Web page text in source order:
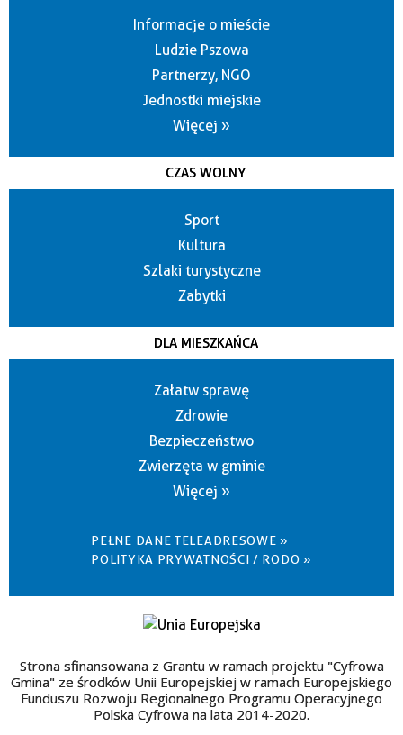
Informacje o mieście
Ludzie Pszowa
Partnerzy, NGO
Jednostki miejskie
Więcej »
CZAS WOLNY
Sport
Kultura
Szlaki turystyczne
Zabytki
DLA MIESZKAŃCA
Załatw sprawę
Zdrowie
Bezpieczeństwo
Zwierzęta w gminie
Więcej »
PEŁNE DANE TELEADRESOWE »
POLITYKA PRYWATNOŚCI / RODO »
Strona sfinansowana z Grantu w ramach projektu "Cyfrowa
Gmina" ze środków Unii Europejskiej w ramach Europejskiego
Funduszu Rozwoju Regionalnego Programu Operacyjnego
Polska Cyfrowa na lata 2014-2020.